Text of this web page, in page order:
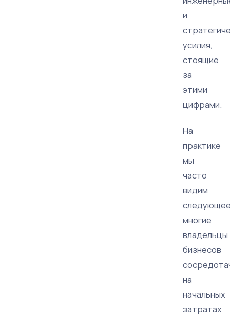
и
усилия,
стоящие
за
этими
цифрами.
На
практике
мы
часто
видим
многие
владельцы
бизнесов
на
начальных
затратах